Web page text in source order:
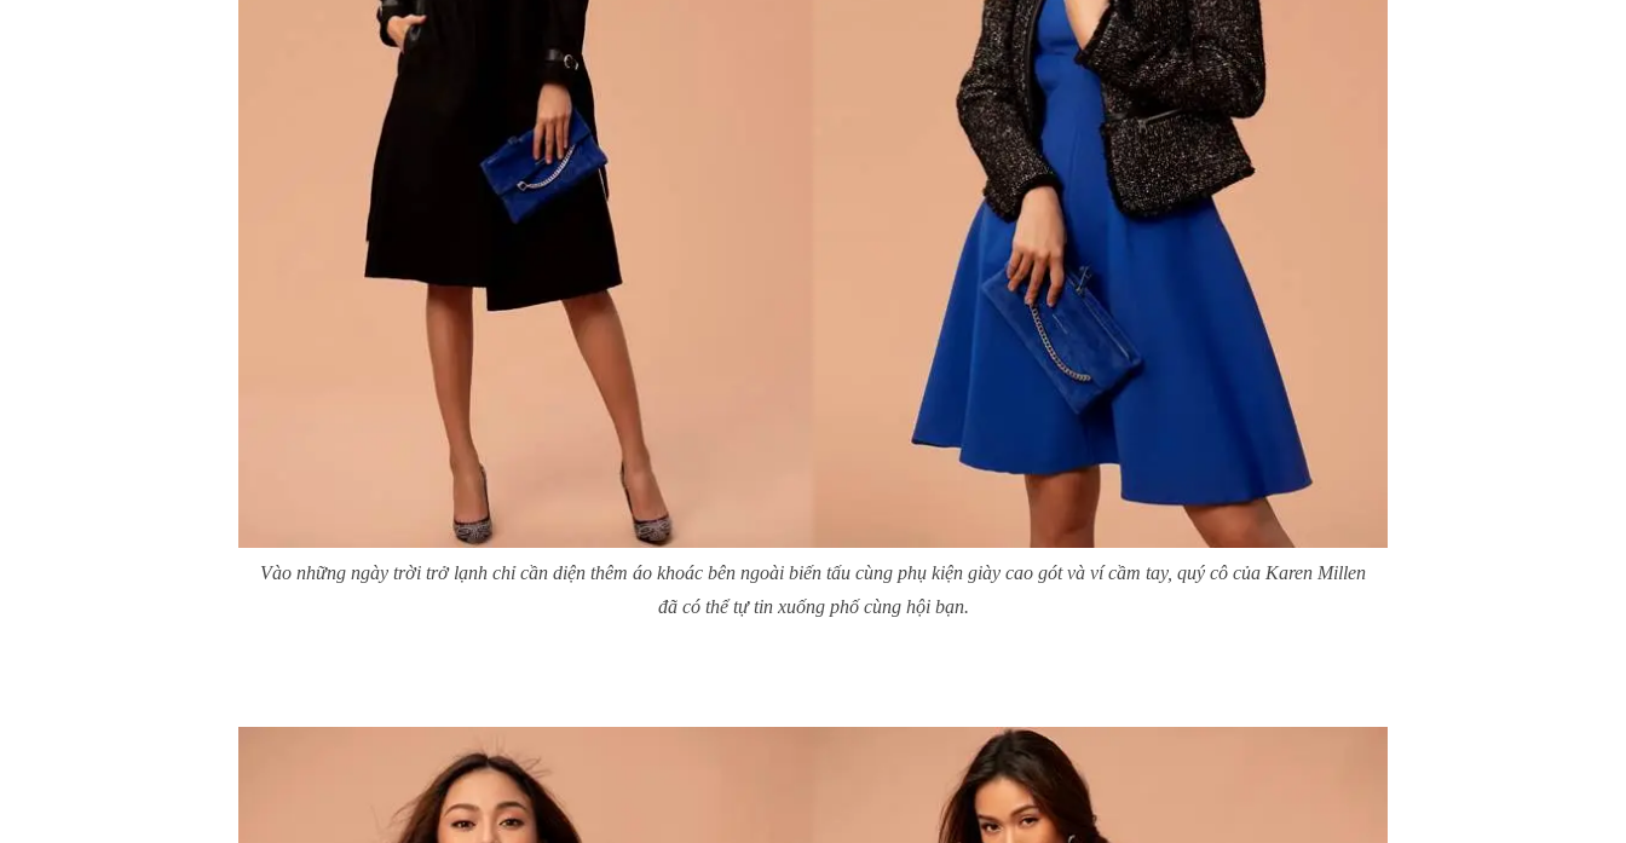
Vào những ngày trời trở lạnh chỉ cần diện thêm áo khoác bên ngoài biến tấu cùng phụ kiện giày cao gót và ví cầm tay, quý cô của Karen Millen
đã có thể tự tin xuống phố cùng hội bạn.